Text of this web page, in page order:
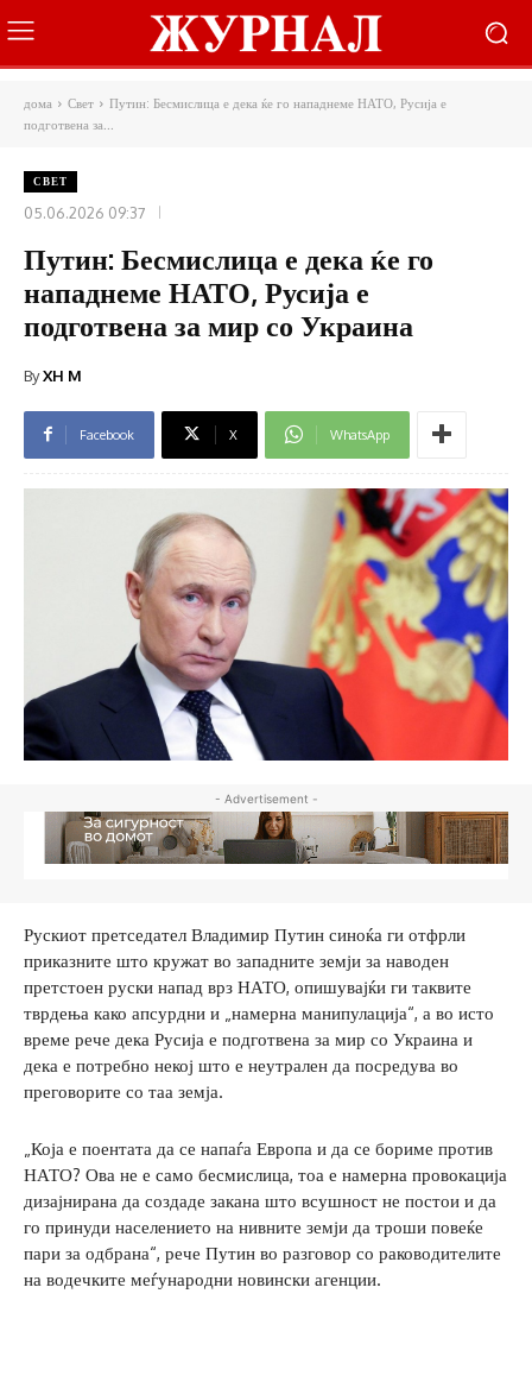
дома Свет
Путин: Бесмислица е дека ќе го нападнеме НАТО, Русија е
подготвена за...
СВЕТ
05.06.2026 09:37
Путин: Бесмислица е дека ќе го
нападнеме НАТО, Русија е
подготвена за мир со Украина
ByXH M
Facebook X WhatsApp
- Advertisement -
Рускиот претседател Владимир Путин синоќа ги отфрли
приказните што кружат во западните земји за наводен
претстоен руски напад врз НАТО, опишувајќи ги таквите
тврдења како апсурдни и „намерна манипулација“, а во исто
време рече дека Русија е подготвена за мир со Украина и
дека е потребно некој што е неутрален да посредува во
преговорите со таа земја.
„Која е поентата да се напаѓа Европа и да се бориме против
НАТО? Ова не е само бесмислица, тоа е намерна провокација
дизајнирана да создаде закана што всушност не постои и да
го принуди населението на нивните земји да троши повеќе
пари за одбрана“, рече Путин во разговор со раководителите
на водечките меѓународни новински агенции.